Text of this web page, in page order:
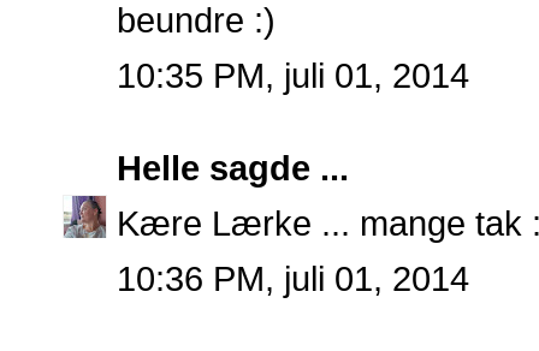
beundre :)
10:35 PM, juli 01, 2014
Helle sagde ...
Kære Lærke ... mange tak
10:36 PM, juli 01, 2014